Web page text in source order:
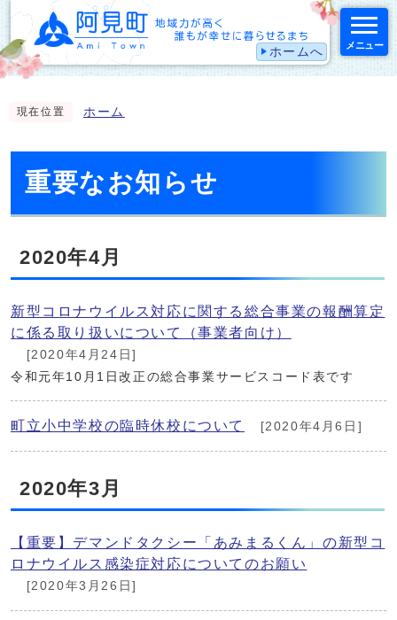
ホームへ メニュー
現在位置 ホーム
重要なお知らせ
2020年4月
新型コロナウイルス対応に関する総合事業の報酬算定
に係る取り扱いについて（事業者向け）
[2020年4月24日]
令和元年10月1日改正の総合事業サービスコード表です
町立小中学校の臨時休校について [2020年4月6日]
2020年3月
【重要】デマンドタクシー「あみまるくん」の新型コ
ロナウイルス感染症対応についてのお願い
[2020年3月26日]